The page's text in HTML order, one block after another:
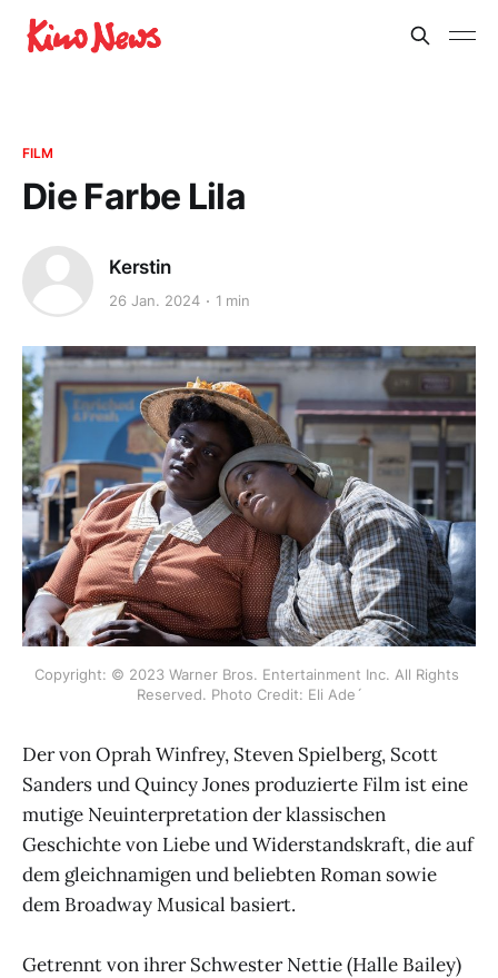
FILM
Die Farbe Lila
Kerstin
26 Jan. 2024 1 min
Copyright: © 2023 Warner Bros. Entertainment Inc. All Rights
Reserved. Photo Credit: Eli Ade´
Der von Oprah Winfrey, Steven Spielberg, Scott
Sanders und Quincy Jones produzierte Film ist eine
mutige Neuinterpretation der klassischen
Geschichte von Liebe und Widerstandskraft, die auf
dem gleichnamigen und beliebten Roman sowie
dem Broadway Musical basiert.
Getrennt von ihrer Schwester Nettie (Halle Bailey)